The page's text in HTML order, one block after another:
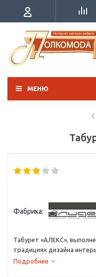
МЕНЮ
Фабрика:
Табурет «АЛЕКС»,
традициях дизайна
Подробнее